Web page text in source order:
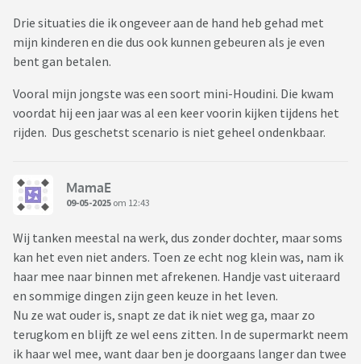
Drie situaties die ik ongeveer aan de hand heb gehad met
mijn kinderen en die dus ook kunnen gebeuren als je even
bent gan betalen.
Vooral mijn jongste was een soort mini-Houdini. Die kwam
voordat hij een jaar was al een keer voorin kijken tijdens het
rijden. Dus geschetst scenario is niet geheel ondenkbaar.
MamaE
09-05-2025 om 12:43
Wij tanken meestal na werk, dus zonder dochter, maar soms
kan het even niet anders. Toen ze echt nog klein was, nam ik
haar mee naar binnen met afrekenen. Handje vast uiteraard
en sommige dingen zijn geen keuze in het leven.
Nu ze wat ouder is, snapt ze dat ik niet weg ga, maar zo
terugkom en blijft ze wel eens zitten. In de supermarkt neem
ik haar wel mee, want daar ben je doorgaans langer dan twee